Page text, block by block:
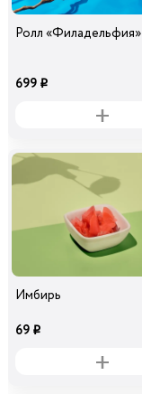
Ролл «Филадельфия»
699 i
Имбирь
69 i